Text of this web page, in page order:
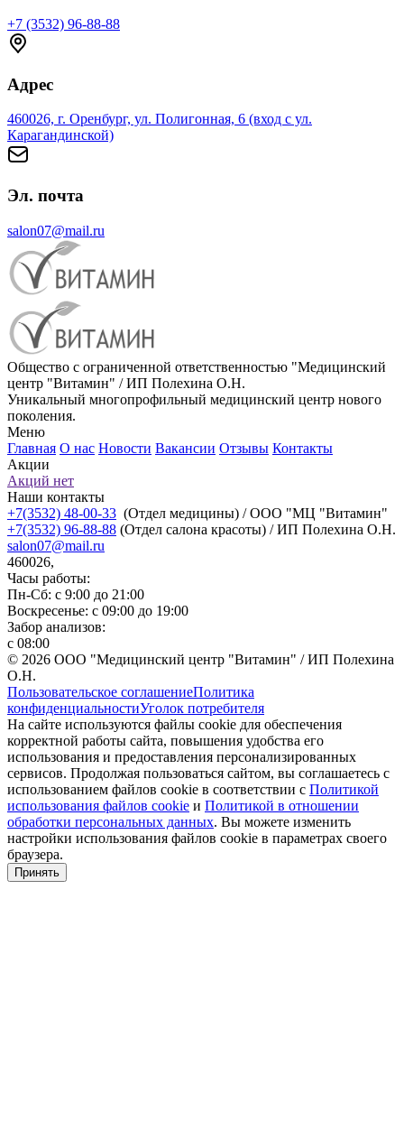
+7 (3532) 96-88-88
Адрес
460026, г. Оренбург, ул. Полигонная, 6 (вход с ул.
Карагандинской)
Эл. почта
salon07@mail.ru
Общество с ограниченной ответственностью "Медицинский
центр "Витамин" / ИП Полехина О.Н.
Уникальный многопрофильный медицинский центр нового
поколения.
Меню
Главная О нас Новости Вакансии Отзывы Контакты
Акции
Акций нет
Наши контакты
+7(3532) 48-00-33 (Отдел медицины) / ООО "МЦ "Витамин"
+7(3532) 96-88-88 (Отдел салона красоты) / ИП Полехина О.Н.
salon07@mail.ru
460026,
Часы работы:
Пн-Сб: с 9:00 до 21:00
Воскресенье: с 09:00 до 19:00
Забор анализов:
с 08:00
© 2026 ООО "Медицинский центр "Витамин" / ИП Полехина
О.Н.
Пользовательское соглашениеПолитика
конфиденциальностиУголок потребителя
На сайте используются файлы cookie для обеспечения
корректной работы сайта, повышения удобства его
использования и предоставления персонализированных
сервисов. Продолжая пользоваться сайтом, вы соглашаетесь с
использованием файлов cookie в соответствии с Политикой
использования файлов cookie и Политикой в отношении
обработки персональных данных. Вы можете изменить
настройки использования файлов cookie в параметрах своего
браузера.
Принять